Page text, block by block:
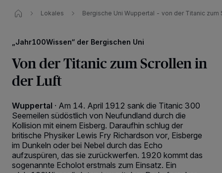
Lokales Bergische Uni Wuppertal - von der Titanic zum
„Jahr100Wissen“ der Bergischen Uni
Von der Titanic zum Scrollen in
der Luft
Wuppertal · Am 14. April 1912 sank die Titanic 300
Seemeilen südöstlich von Neufundland durch die
Kollision mit einem Eisberg. Daraufhin schlug der
britische Physiker Lewis Fry Richardson vor, Eisberge
im Dunkeln oder bei Nebel durch das Echo
aufzuspüren, das sie zurückwerfen. 1920 kommt das
sogenannte Echolot erstmals zum Einsatz. Ein